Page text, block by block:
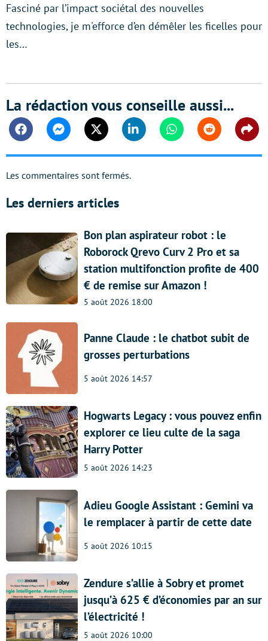
Fasciné par l’impact sociétal des nouvelles
technologies, je m'efforce d’en démêler les ficelles pour
les…
La rédaction vous conseille aussi...
FacebookMessengerTwitter Linkedin WhatsappReddit
Les commentaires sont fermés.
Les derniers articles
Bon plan aspirateur robot : le
Roborock Qrevo Curv 2 Pro et sa
station multifonction profite de 400
€ de remise sur Amazon !
5 août 2026 18:00
Panne Claude : le chatbot subit de
grosses perturbations
5 août 2026 14:57
Hogwarts Legacy : vous pouvez enfin
explorer ce lieu culte de la saga
Harry Potter
5 août 2026 14:23
Adieu Google Assistant : Gemini va
le remplacer à partir de cette date
5 août 2026 10:15
Zendure s’allie à Sobry et promet
jusqu’à 625 € d’économies par an sur
l’électricité !
5 août 2026 10:00